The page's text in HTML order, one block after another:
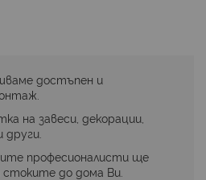
достъпен и
на завеси, декорации,
професионалисти ще
до дома Ви.